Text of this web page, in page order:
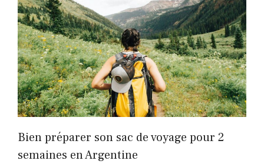
Bien préparer son sac de voyage pour 2
semaines en Argentine